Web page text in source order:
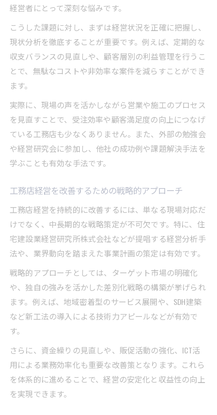
経営者にとって深刻な悩みです。
こうした課題に対し、まずは経営状況を正確に把握し、
現状分析を徹底することが重要です。例えば、定期的な
収支バランスの見直しや、顧客層別の利益管理を行うこ
とで、無駄なコストや非効率な案件を減らすことができ
ます。
実際に、現場の声を活かしながら営業や施工のプロセス
を見直すことで、受注効率や顧客満足度の向上につなげ
ている工務店も少なくありません。また、外部の勉強会
や経営研究会に参加し、他社の成功例や課題解決手法を
学ぶことも有効な手法です。
工務店経営を改善するための戦略的アプローチ
工務店経営を持続的に改善するには、単なる現場対応だ
けでなく、中長期的な戦略策定が不可欠です。特に、住
宅建設業経営研究所株式会社などが提唱する経営分析手
法や、業界動向を踏まえた事業計画の策定は有効です。
戦略的アプローチとしては、ターゲット市場の明確化
や、独自の強みを活かした差別化戦略の構築が挙げられ
ます。例えば、地域密着型のサービス展開や、SDH建築
など新工法の導入による技術力アピールなどが有効で
す。
さらに、資金繰りの見直しや、販促活動の強化、ICT活
用による業務効率化も重要な改善策となります。これら
を体系的に進めることで、経営の安定化と収益性の向上
を実現できます。